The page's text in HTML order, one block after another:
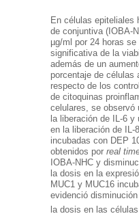
En células epiteliales
de conjuntiva (IOBA-
µg/ml por 24 horas
significativa de la
además de un
porcentaje de células
respecto de los
de citoquinas
celulares, se observó
la liberación de IL-6
en la liberación de IL-
incubadas con DEP
obtenidos por real
IOBA-NHC y
la dosis en la
MUC1 y MUC16
evidenció
la dosis en las